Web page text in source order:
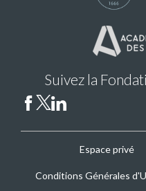
Suivez la
Footer
Espace privé
Conditions Générales